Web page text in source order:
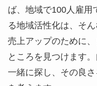
ば、地域で100人雇用
る地域活性化は、そん
売上アップのために
ところを見つけます
一緒に探し、その良